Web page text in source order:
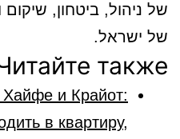
של ניהול, ביטחון,
של ישראל.
также
и Крайот:
в квартиру,